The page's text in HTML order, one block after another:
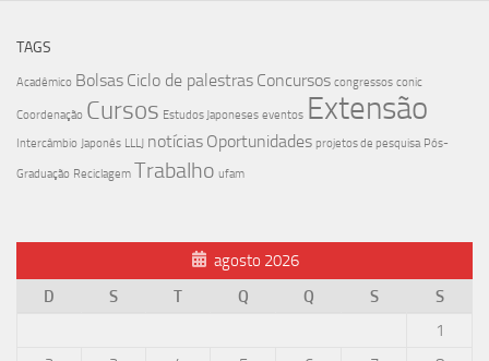
TAGS
Acadêmico Bolsas Ciclo de palestras Concursos congressos conic
Coordenação Cursos Estudos Japoneses eventos Extensão
Intercâmbio Japonês LLLJ notícias Oportunidades projetos de pesquisa Pós-
Graduação Reciclagem Trabalho ufam
agosto 2026
D
S T Q Q S
S
1